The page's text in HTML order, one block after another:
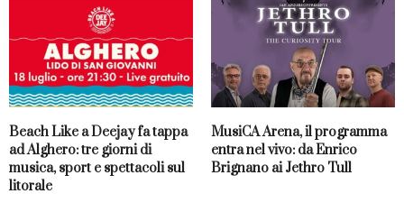
Beach Like a Deejay fa tappa
ad Alghero: tre giorni di
musica, sport e spettacoli sul
litorale
MusiCA Arena, il programma
entra nel vivo: da Enrico
Brignano ai Jethro Tull